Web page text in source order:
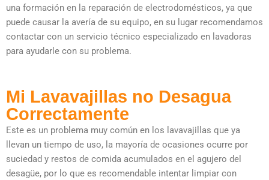
una formación en la reparación de electrodomésticos, ya que
puede causar la avería de su equipo, en su lugar recomendamos
contactar con un servicio técnico especializado en lavadoras
para ayudarle con su problema.
Mi Lavavajillas no Desagua
Correctamente
Este es un problema muy común en los lavavajillas que ya
llevan un tiempo de uso, la mayoría de ocasiones ocurre por
suciedad y restos de comida acumulados en el agujero del
desagüe, por lo que es recomendable intentar limpiar con